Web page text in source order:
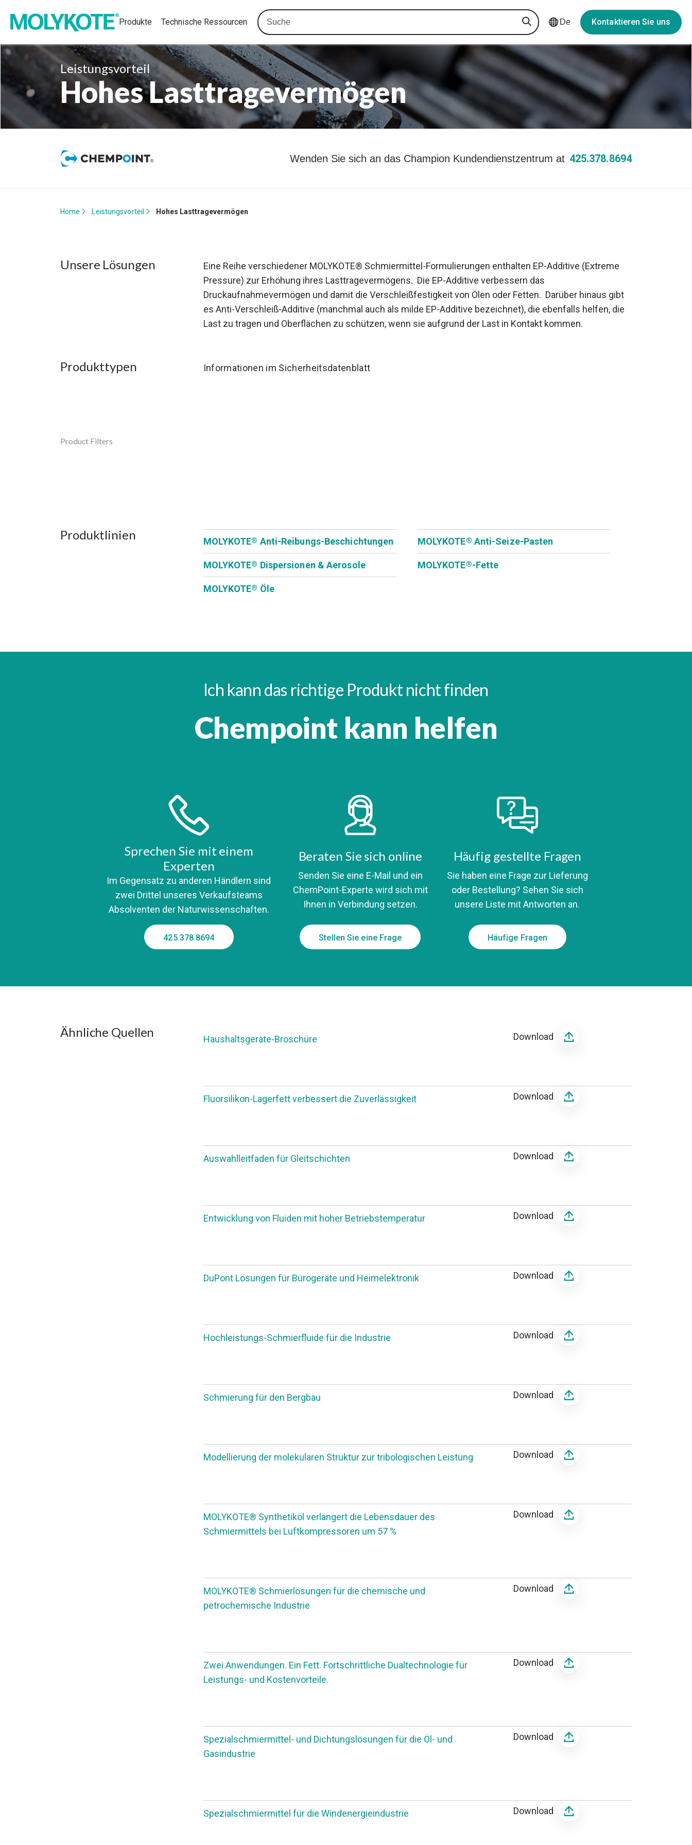
Produkte Technische Ressourcen De Kontaktieren Sie uns
Leistungsvorteil
Hohes Lasttragevermögen
Wenden Sie sich an das Champion Kundendienstzentrum at 425.378.8694
Home Leistungsvorteil Hohes Lasttragevermögen
Unsere Lösungen
Eine Reihe verschiedener MOLYKOTE® Schmiermittel-Formulierungen enthalten EP-Additive (Extreme
Pressure) zur Erhöhung ihres Lasttragevermögens. Die EP-Additive verbessern das
Druckaufnahmevermögen und damit die Verschleißfestigkeit von Ölen oder Fetten. Darüber hinaus gibt
es Anti-Verschleiß-Additive (manchmal auch als milde EP-Additive bezeichnet), die ebenfalls helfen, die
Last zu tragen und Oberflächen zu schützen, wenn sie aufgrund der Last in Kontakt kommen.
Produkttypen Informationen im Sicherheitsdatenblatt
Product Filters
Produktlinien MOLYKOTE® Anti-Reibungs-Beschichtungen MOLYKOTE® Anti-Seize-Pasten
MOLYKOTE® Dispersionen & Aerosole MOLYKOTE®-Fette
MOLYKOTE® Öle
Ich kann das richtige Produkt nicht finden
Chempoint kann helfen
Sprechen Sie mit einem
Experten
Im Gegensatz zu anderen Händlern sind
zwei Drittel unseres Verkaufsteams
Absolventen der Naturwissenschaften.
425.378.8694
Beraten Sie sich online
Senden Sie eine E-Mail und ein
ChemPoint-Experte wird sich mit
Ihnen in Verbindung setzen.
Stellen Sie eine Frage
Häufig gestellte Fragen
Sie haben eine Frage zur Lieferung
oder Bestellung? Sehen Sie sich
unsere Liste mit Antworten an.
Häufige Fragen
Ähnliche Quellen Haushaltsgeräte-Broschüre Download
Fluorsilikon-Lagerfett verbessert die Zuverlässigkeit Download
Auswahlleitfaden für Gleitschichten Download
Entwicklung von Fluiden mit hoher Betriebstemperatur Download
DuPont Lösungen für Bürogeräte und Heimelektronik Download
Hochleistungs-Schmierfluide für die Industrie Download
Schmierung für den Bergbau Download
Modellierung der molekularen Struktur zur tribologischen Leistung Download
MOLYKOTE® Synthetiköl verlängert die Lebensdauer des
Schmiermittels bei Luftkompressoren um 57 %
Download
MOLYKOTE® Schmierlösungen für die chemische und
petrochemische Industrie
Download
Zwei Anwendungen. Ein Fett. Fortschrittliche Dualtechnologie für
Leistungs- und Kostenvorteile.
Download
Spezialschmiermittel- und Dichtungslösungen für die Öl- und
Gasindustrie
Download
Spezialschmiermittel für die Windenergieindustrie Download